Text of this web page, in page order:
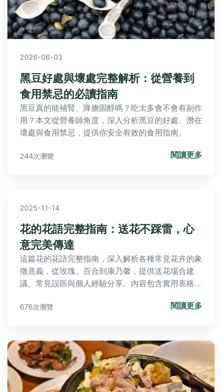
2026-06-03
黑豆好處與壞處完整解析：從營養到
食用禁忌的必讀指南
黑豆真的能補腎、降膽固醇嗎？吃太多會不會有副作
用？本文從營養師角度，深入分析黑豆的好處、潛在
壞處與食用禁忌，提供你安全有效的食用指南。
244次瀏覽 閱讀更多
2025-11-14
花的花語完整指南：送花不踩雷，心
意完美傳達
這篇花的花語完整指南，深入解析各種常見花卉的象
徵意義，從玫瑰、百合到康乃馨，提供送花場合建
議、常見誤區與個人經驗分享。內容包含實用表格、
祝福更貼心。適合所有對花語感興趣的讀者，解決送
676次瀏覽 閱讀更多